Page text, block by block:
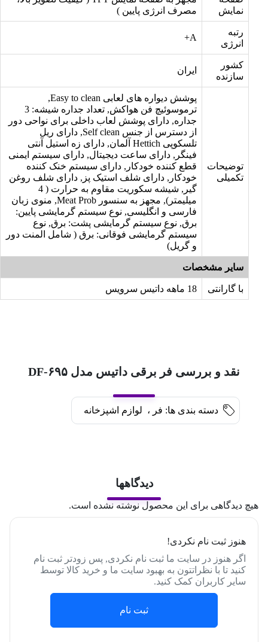
نمایش
مصرف انرژی پایین )
رتبه
انرژی
A+
کشور
سازنده
ایران
توضیحات
تکمیلی
پوشش دیواره های لعابی Easy to clean,
ترموسوئیچ فن هواکش, تعداد جداره شیشه: 3
جداره, دارای پوشش لعاب داخلی برای نواحی دور
از دسترس از جنس Self clean, دارای ریل
تلسکوپی Hettich آلمان, دارای زه استیل آنتی
فینگر, دارای ساعت دیجیتال, دارای سیستم ایمنی
قطع کننده خودکار, دارای سیستم خنک کننده
خودکار, دارای شلف استیک پز, دارای شلف روغن
گیر, شیشه سکوریت مقاوم به حرارت ( 4
میلیمتر), مجهز به سنسور Meat Prob, منوی زبان
فارسی و انگلیسی, نوع سیستم گرمایشی پایین:
برق, نوع سیستم گرمایشی پشت: برق, نوع
سیستم گرمایشی فوقانی: برق ( شامل المنت دور
و گریل)
سایر مشخصات
با گارانتی 18 ماهه داتیس سرویس
نقد و بررسی فر برقی داتیس مدل DF-۶۹۵
دسته بندی ها: فر لوازم اشپزخانه
دیدگاهها
هیچ دیدگاهی برای این محصول نوشته نشده است.
هنوز ثبت نام نکردی!
اگر هنوز در سایت ما ثبت نام نکردی, پس زودتر ثبت نام
کنید تا با نظراتتون به بهبود سایت ما و خرید کالا توسط
سایر کاربران کمک کنید.
ثبت نام